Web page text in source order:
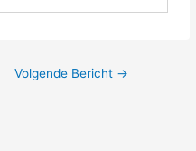
Volgende Bericht →